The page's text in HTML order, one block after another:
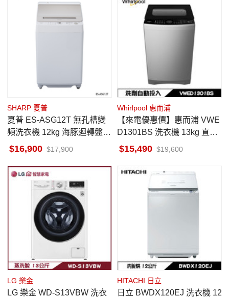
SHARP 夏普
夏普 ES-ASG12T 無孔槽變
頻洗衣機 12kg 海豚迴轉盤N
EXT 3種筒槽清潔功能
16,900 17,900
Whirlpool 惠而浦
【來電優惠價】惠而浦 VWE
D1301BS 洗衣機 13kg 直立
式 DD直驅變頻 洗劑自動投
15,490 19,600
LG 樂金
LG 樂金 WD-S13VBW 洗衣
HITACHI 日立
日立 BWDX120EJ 洗衣機 12